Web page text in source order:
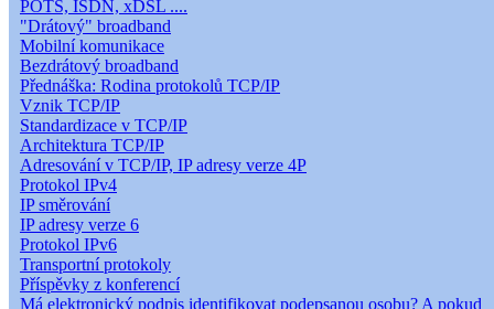
POTS, ISDN, xDSL ....
"Drátový" broadband
Mobilní komunikace
Bezdrátový broadband
Přednáška: Rodina protokolů TCP/IP
Vznik TCP/IP
Standardizace v TCP/IP
Architektura TCP/IP
Adresování v TCP/IP, IP adresy verze 4P
Protokol IPv4
IP směrování
IP adresy verze 6
Protokol IPv6
Transportní protokoly
Příspěvky z konferencí
Má elektronický podpis identifikovat podepsanou osobu? A pokud